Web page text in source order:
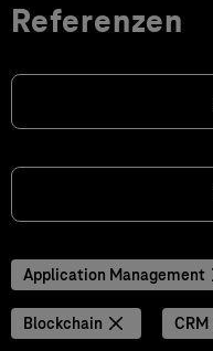
Referenzen
Application Management
Blockchain CRM